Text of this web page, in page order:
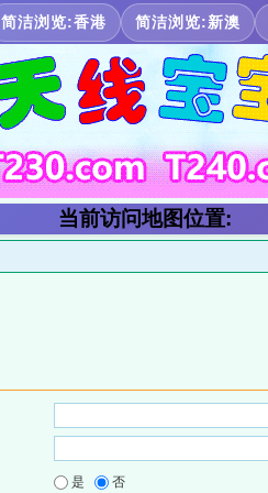
简洁浏览:香港 简洁浏览:新澳
当前访问地图位置:
是 否